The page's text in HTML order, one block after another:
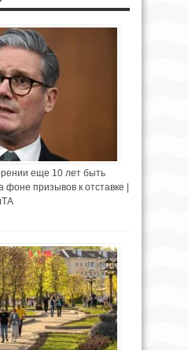
еще 10 лет быть
призывов к отставке |